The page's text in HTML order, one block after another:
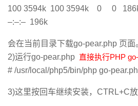
堂
的
我
我
技
的
100 3594k 100 3594k 0 0
–:–:– 196k
会在当前目录下载go-pear.php 页面
2)运行go-pear.php 直接执行PHP
# /usr/local/php5/bin/php go-
3)这里按回车继续安装，CTRL+C放